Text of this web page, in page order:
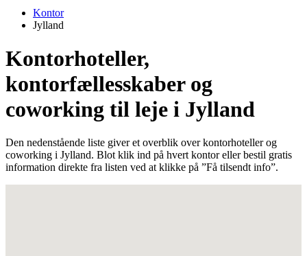
Kontor
Jylland
Kontorhoteller,
kontorfællesskaber og
coworking til leje i Jylland
Den nedenstående liste giver et overblik over kontorhoteller og
coworking i Jylland. Blot klik ind på hvert kontor eller bestil gratis
information direkte fra listen ved at klikke på ”Få tilsendt info”.